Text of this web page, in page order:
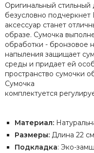
Оригинальный
безусловно
аксессуар станет
образе. Сумочка
обработки - бронзовое
напыления защищает
среды и придает ей
пространство сумочки
Сумочка
комплектуется
Материал:
Размеры: Длина 22
Подкладка: Эко-